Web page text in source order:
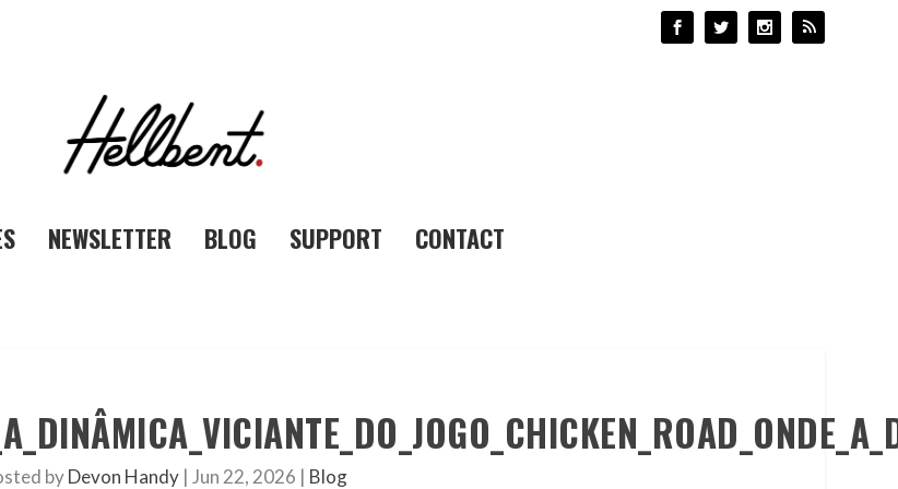
NEWSLETTER BLOG SUPPORT CONTACT
byDevon Handy| Jun 22, 2026 | Blog